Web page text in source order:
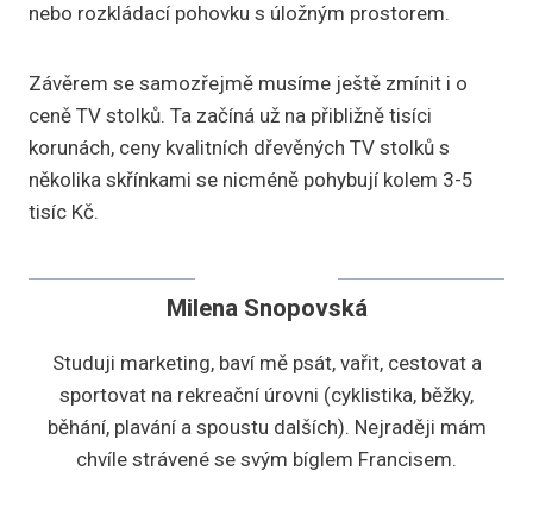
nebo rozkládací pohovku s úložným prostorem.
Závěrem se samozřejmě musíme ještě zmínit i o
ceně TV stolků. Ta začíná už na přibližně tisíci
korunách, ceny kvalitních dřevěných TV stolků s
několika skřínkami se nicméně pohybují kolem 3-5
tisíc Kč.
Milena Snopovská
Studuji marketing, baví mě psát, vařit, cestovat a
sportovat na rekreační úrovni (cyklistika, běžky,
běhání, plavání a spoustu dalších). Nejraději mám
chvíle strávené se svým bíglem Francisem.